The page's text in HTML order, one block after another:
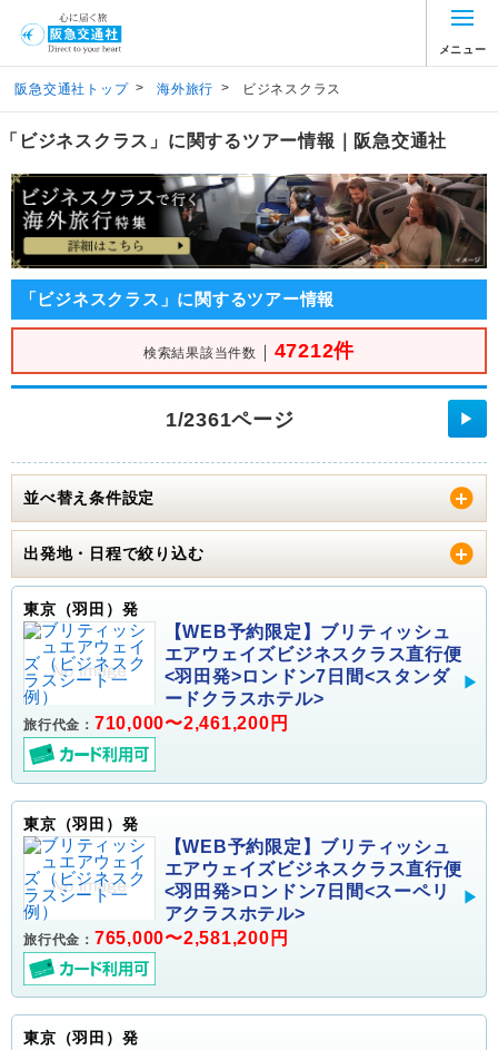
メニュー
阪急交通社トップ > 海外旅行 > ビジネスクラス
「ビジネスクラス」に関するツアー情報｜阪急交通社
「ビジネスクラス」に関するツアー情報
検索結果該当件数 47212件
1/2361ページ ▶
並べ替え条件設定
出発地・日程で絞り込む
東京（羽田）発
【WEB予約限定】ブリティッシュ
エアウェイズビジネスクラス直行便
<羽田発>ロンドン7日間<スタンダ
ードクラスホテル>
旅行代金： 710,000〜2,461,200円
東京（羽田）発
【WEB予約限定】ブリティッシュ
エアウェイズビジネスクラス直行便
<羽田発>ロンドン7日間<スーペリ
アクラスホテル>
旅行代金： 765,000〜2,581,200円
東京（羽田）発